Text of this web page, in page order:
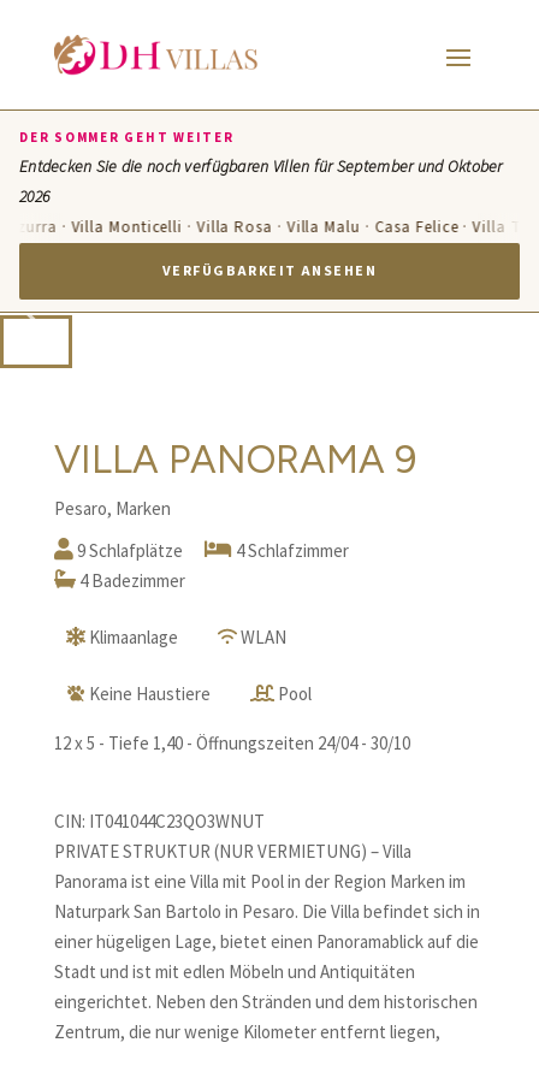
DER SOMMER GEHT WEITER
Entdecken Sie die noch verfügbaren Villen für September und Oktober
2026
· Villa Monticelli · Villa Rosa · Villa Malu · Casa Felice · Villa
VERFÜGBARKEIT ANSEHEN
VILLA PANORAMA 9
Pesaro, Marken
9 Schlafplätze
4 Schlafzimmer
4 Badezimmer
Klimaanlage WLAN
Keine Haustiere Pool
12 x 5 - Tiefe 1,40 - Öffnungszeiten 24/04 - 30/10
CIN: IT041044C23QO3WNUT
PRIVATE STRUKTUR (NUR VERMIETUNG) – Villa
Panorama ist eine Villa mit Pool in der Region Marken im
Naturpark San Bartolo in Pesaro. Die Villa befindet sich in
einer hügeligen Lage, bietet einen Panoramablick auf die
Stadt und ist mit edlen Möbeln und Antiquitäten
eingerichtet. Neben den Stränden und dem historischen
Zentrum, die nur wenige Kilometer entfernt liegen,